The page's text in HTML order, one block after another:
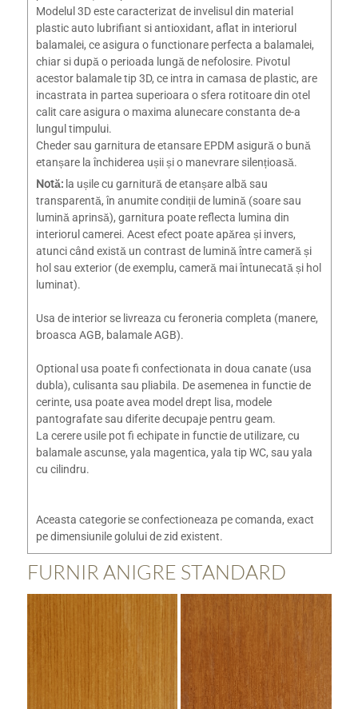
Modelul 3D este caracterizat de invelisul din material
plastic auto lubrifiant si antioxidant, aflat in interiorul
balamalei, ce asigura o functionare perfecta a balamalei,
chiar si după o perioada lungă de nefolosire. Pivotul
acestor balamale tip 3D, ce intra in camasa de plastic, are
incastrata in partea superioara o sfera rotitoare din otel
calit care asigura o maxima alunecare constanta de-a
lungul timpului.
Cheder sau garnitura de etansare EPDM asigură o bună
etanșare la închiderea ușii și o manevrare silențioasă.
Notă:la ușile cu garnitură de etanșare albă sau
transparentă, în anumite condiții de lumină (soare sau
lumină aprinsă), garnitura poate reflecta lumina din
interiorul camerei. Acest efect poate apărea și invers,
atunci când există un contrast de lumină între cameră și
hol sau exterior (de exemplu, cameră mai întunecată și hol
luminat).
Usa de interior se livreaza cu feroneria completa (manere,
broasca AGB, balamale AGB).
Optional usa poate fi confectionata in doua canate (usa
dubla), culisanta sau pliabila. De asemenea in functie de
cerinte, usa poate avea model drept lisa, modele
pantografate sau diferite decupaje pentru geam.
La cerere usile pot fi echipate in functie de utilizare, cu
balamale ascunse, yala magentica, yala tip WC, sau yala
cu cilindru.
Aceasta categorie se confectioneaza pe comanda, exact
pe dimensiunile golului de zid existent.
FURNIR ANIGRE STANDARD